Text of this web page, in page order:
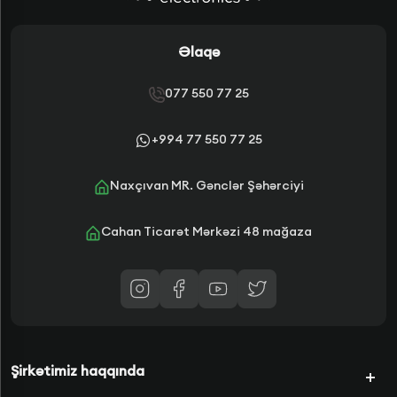
Şirkətimiz haqqında
Əlaqə
077 550 77 25
+994 77 550 77 25
Naxçıvan MR. Gənclər Şəhərciyi
Cahan Ticarət Mərkəzi 48 mağaza